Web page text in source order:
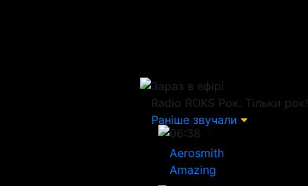
Зараз в ефірі
Radio ROKS Рок. Тільки рок!
Раніше звучали
06:38
Aerosmith
Amazing